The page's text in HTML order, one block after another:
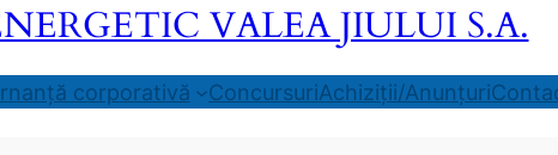
VALEA JIULUI S.A.
corporativă ConcursuriAchiziții/Anunțuri